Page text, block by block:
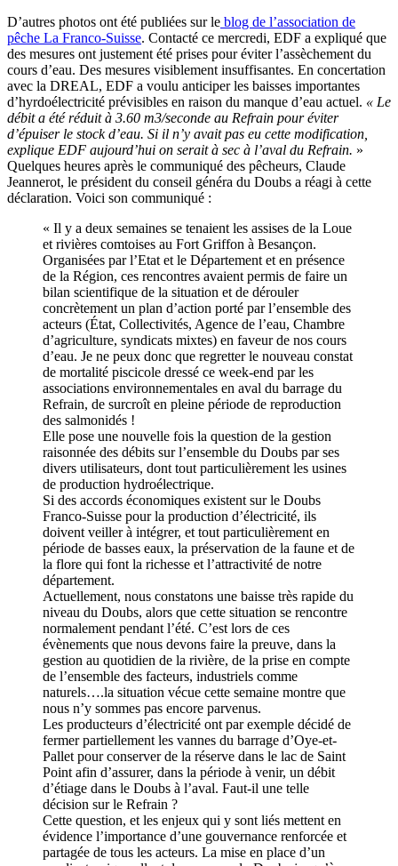
D’autres photos ont été publiées sur le blog de l’association de
pêche La Franco-Suisse. Contacté ce mercredi, EDF a expliqué que
des mesures ont justement été prises pour éviter l’assèchement du
cours d’eau. Des mesures visiblement insuffisantes. En concertation
avec la DREAL, EDF a voulu anticiper les baisses importantes
d’hyrdoélectricité prévisibles en raison du manque d’eau actuel. « Le
débit a été réduit à 3.60 m3/seconde au Refrain pour éviter
d’épuiser le stock d’eau. Si il n’y avait pas eu cette modification,
explique EDF aujourd’hui on serait à sec à l’aval du Refrain. »
Quelques heures après le communiqué des pêcheurs, Claude
Jeannerot, le président du conseil généra du Doubs a réagi à cette
déclaration. Voici son communiqué :
« Il y a deux semaines se tenaient les assises de la Loue
et rivières comtoises au Fort Griffon à Besançon.
Organisées par l’Etat et le Département et en présence
de la Région, ces rencontres avaient permis de faire un
bilan scientifique de la situation et de dérouler
concrètement un plan d’action porté par l’ensemble des
acteurs (État, Collectivités, Agence de l’eau, Chambre
d’agriculture, syndicats mixtes) en faveur de nos cours
d’eau. Je ne peux donc que regretter le nouveau constat
de mortalité piscicole dressé ce week-end par les
associations environnementales en aval du barrage du
Refrain, de surcroît en pleine période de reproduction
des salmonidés !
Elle pose une nouvelle fois la question de la gestion
raisonnée des débits sur l’ensemble du Doubs par ses
divers utilisateurs, dont tout particulièrement les usines
de production hydroélectrique.
Si des accords économiques existent sur le Doubs
Franco-Suisse pour la production d’électricité, ils
doivent veiller à intégrer, et tout particulièrement en
période de basses eaux, la préservation de la faune et de
la flore qui font la richesse et l’attractivité de notre
département.
Actuellement, nous constatons une baisse très rapide du
niveau du Doubs, alors que cette situation se rencontre
normalement pendant l’été. C’est lors de ces
évènements que nous devons faire la preuve, dans la
gestion au quotidien de la rivière, de la prise en compte
de l’ensemble des facteurs, industriels comme
naturels….la situation vécue cette semaine montre que
nous n’y sommes pas encore parvenus.
Les producteurs d’électricité ont par exemple décidé de
fermer partiellement les vannes du barrage d’Oye-et-
Pallet pour conserver de la réserve dans le lac de Saint
Point afin d’assurer, dans la période à venir, un débit
d’étiage dans le Doubs à l’aval. Faut-il une telle
décision sur le Refrain ?
Cette question, et les enjeux qui y sont liés mettent en
évidence l’importance d’une gouvernance renforcée et
partagée de tous les acteurs. La mise en place d’un